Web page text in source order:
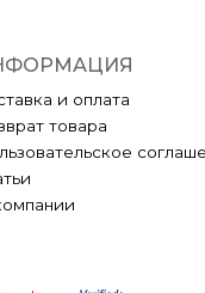
и оплата
товара